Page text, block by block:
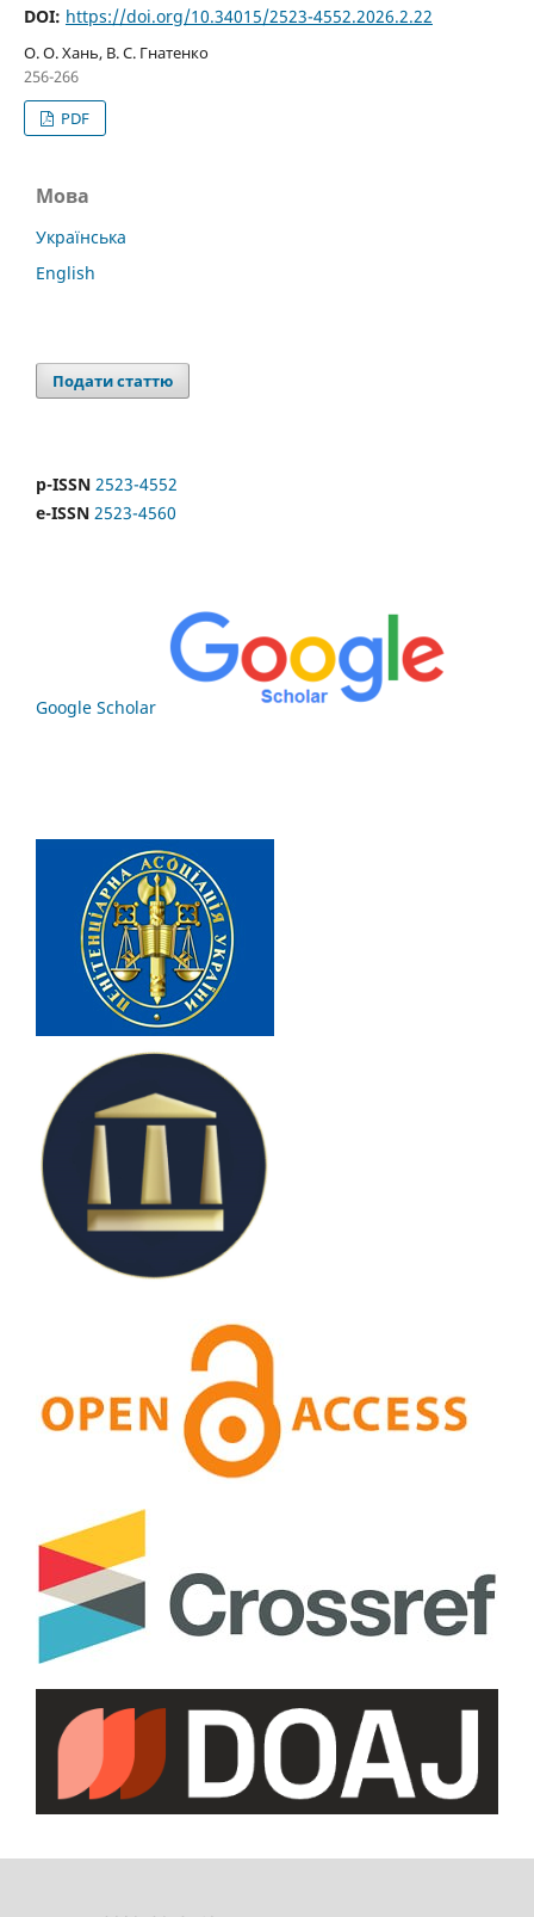
DOI: https://doi.org/10.34015/2523-4552.2026.2.22
О. О. Хань, В. С. Гнатенко
256-266
PDF
Мова
Українська
English
Подати статтю
p-ISSN 2523-4552
e-ISSN 2523-4560
Google Scholar